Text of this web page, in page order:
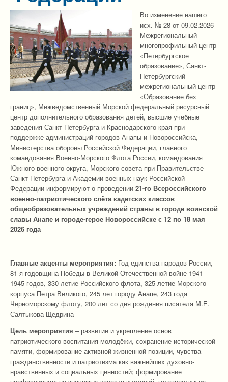
Во изменение нашего
исх. № 28 от 09.02.2026
Межрегиональный
многопрофильный центр
«Петербургское
образование», Санкт-
Петербургский
межрегиональный центр
«Образование без
границ», Межведомственный Морской федеральный ресурсный
центр дополнительного образования детей, высшие учебные
заведения Санкт-Петербурга и Краснодарского края при
поддержке администраций городов Анапы и Новороссийска,
Министерства обороны Российской Федерации, главного
командования Военно-Морского Флота России, командования
Южного военного округа, Морского совета при Правительстве
Санкт-Петербурга и Академии военных наук Российской
Федерации информируют о проведении 21-го Всероссийского
военно-патриотического слёта кадетских классов
общеобразовательных учреждений страны в городе воинской
славы Анапе и городе-герое Новороссийске с 12 по 18 мая
2026 года
Главные акценты мероприятия: Год единства народов России,
81-я годовщина Победы в Великой Отечественной войне 1941-
1945 годов, 330-летие Российского флота, 325-летие Морского
корпуса Петра Великого, 245 лет городу Анапе, 243 года
Черноморскому флоту, 200 лет со дня рождения писателя М.Е.
Салтыкова-Щедрина
Цель мероприятия – развитие и укрепление основ
патриотического воспитания молодёжи, сохранение исторической
памяти, формирование активной жизненной позиции, чувства
гражданственности и патриотизма как важнейших духовно-
нравственных и социальных ценностей; формирование